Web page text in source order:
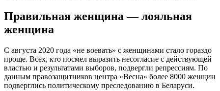
Правильная женщина — лояльная
женщина
С августа 2020 года «не воевать» с женщинами стало гораздо
проще. Всех, кто посмел выразить несогласие с действующей
властью и результатами выборов, подвергли репрессиям. По
данным правозащитников центра «Весна» более 8000 женщин
подверглись политическому преследованию в Беларуси.